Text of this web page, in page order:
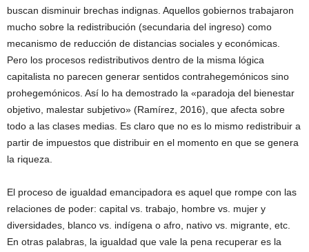
buscan disminuir brechas indignas. Aquellos gobiernos trabajaron
mucho sobre la redistribución (secundaria del ingreso) como
mecanismo de reducción de distancias sociales y económicas.
Pero los procesos redistributivos dentro de la misma lógica
capitalista no parecen generar sentidos contrahegemónicos sino
prohegemónicos. Así lo ha demostrado la «paradoja del bienestar
objetivo, malestar subjetivo» (Ramírez, 2016), que afecta sobre
todo a las clases medias. Es claro que no es lo mismo redistribuir a
partir de impuestos que distribuir en el momento en que se genera
la riqueza.
El proceso de igualdad emancipadora es aquel que rompe con las
relaciones de poder: capital vs. trabajo, hombre vs. mujer y
diversidades, blanco vs. indígena o afro, nativo vs. migrante, etc.
En otras palabras, la igualdad que vale la pena recuperar es la